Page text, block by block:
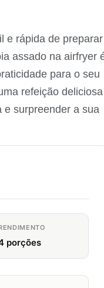
e rápida de preparar
assado na airfryer
para o seu
refeição deliciosa
e surpreender a sua
porções